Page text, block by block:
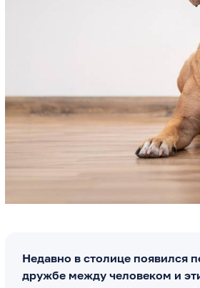
Недавно в столице появился
дружбе между человеком и